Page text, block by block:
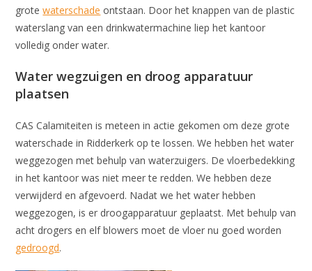
grotewaterschade ontstaan. Door het knappen van de plastic
waterslang van een drinkwatermachine liep het kantoor
volledig onder water.
Water wegzuigen en droog apparatuur
plaatsen
CAS Calamiteiten is meteen in actie gekomen om deze grote
waterschade in Ridderkerk op te lossen. We hebben het water
weggezogen met behulp van waterzuigers. De vloerbedekking
in het kantoor was niet meer te redden. We hebben deze
verwijderd en afgevoerd. Nadat we het water hebben
weggezogen, is er droogapparatuur geplaatst. Met behulp van
acht drogers en elf blowers moet de vloer nu goed worden
gedroogd.